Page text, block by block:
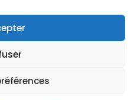
par
Une création